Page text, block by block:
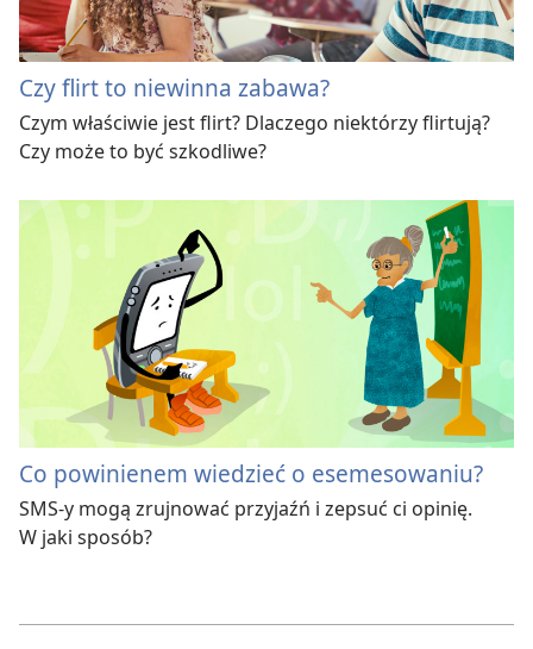
Czy flirt to niewinna zabawa?
Czym właściwie jest flirt? Dlaczego niektórzy flirtują?
Czy może to być szkodliwe?
Co powinienem wiedzieć o esemesowaniu?
SMS-y mogą zrujnować przyjaźń i zepsuć ci opinię.
W jaki sposób?